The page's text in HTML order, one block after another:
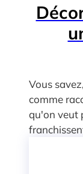
Vous
comme
qu'on veut